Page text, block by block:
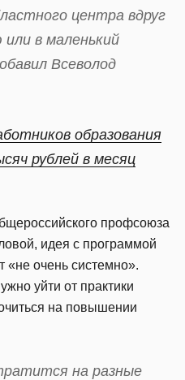
центра вдруг
в маленький
Всеволод
образования
рублей в месяц
профсоюза
идея с программой
«не очень системно».
уйти от практики
на повышении
на разные